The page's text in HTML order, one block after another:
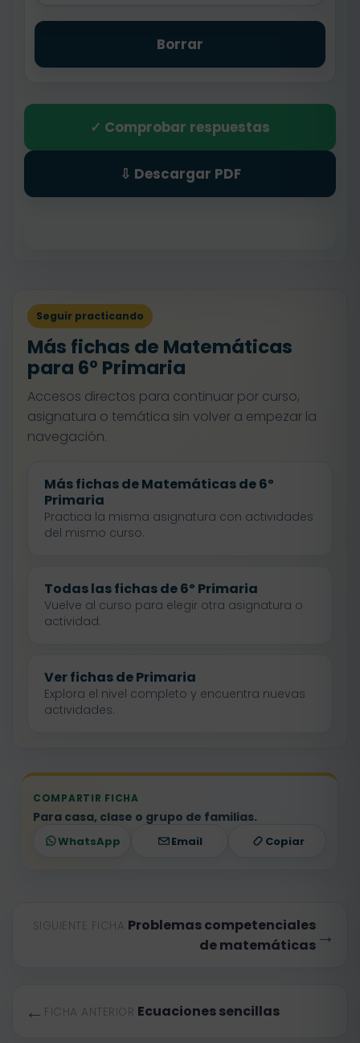
Borrar
✓ Comprobar respuestas
⇩ Descargar PDF
Seguir practicando
Más fichas de Matemáticas
para 6º Primaria
Accesos directos para continuar por curso,
asignatura o temática sin volver a empezar la
navegación.
Más fichas de Matemáticas de 6º
Primaria
Practica la misma asignatura con actividades
del mismo curso.
Todas las fichas de 6º Primaria
Vuelve al curso para elegir otra asignatura o
actividad.
Ver fichas de Primaria
Explora el nivel completo y encuentra nuevas
actividades.
COMPARTIR FICHA
Para casa, clase o grupo de familias.
WhatsApp Email Copiar
← FICHA ANTERIOR Ecuaciones sencillas
SIGUIENTE FICHA Problemas competenciales
de matemáticas →